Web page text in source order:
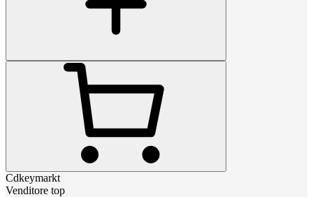
Cdkeymarkt
Venditore top